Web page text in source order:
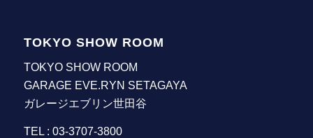
TOKYO SHOW ROOM
TOKYO SHOW ROOM
GARAGE EVE.RYN SETAGAYA
ガレージエブリン世田谷
TEL : 03-3707-3800